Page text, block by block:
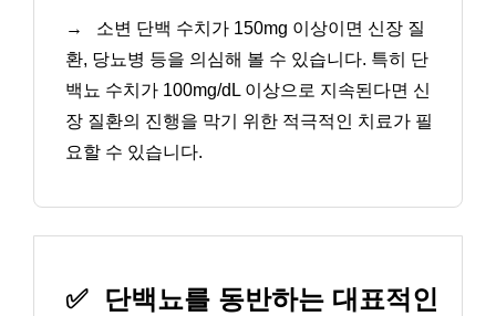
→
소변 단백 수치가 150mg 이상이면 신장 질
환, 당뇨병 등을 의심해 볼 수 있습니다. 특히 단
백뇨 수치가 100mg/dL 이상으로 지속된다면 신
장 질환의 진행을 막기 위한 적극적인 치료가 필
요할 수 있습니다.
✅
단백뇨를 동반하는 대표적인